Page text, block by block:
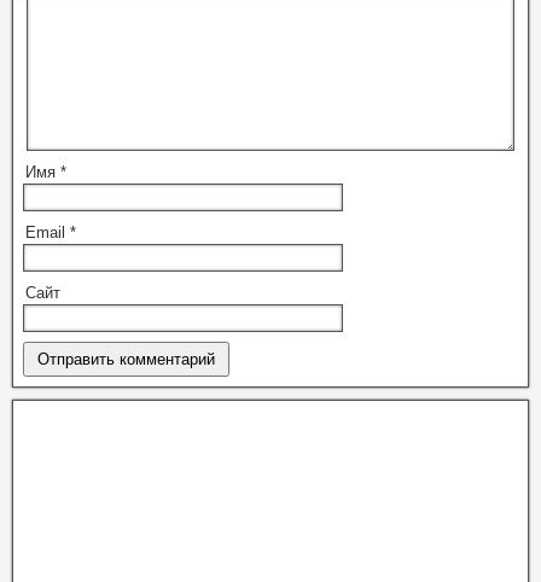
Имя *
Email *
Сайт